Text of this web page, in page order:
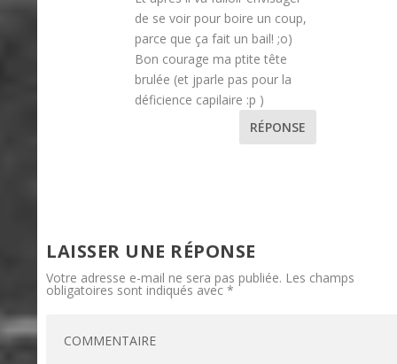
de se voir pour boire un coup,
parce que ça fait un bail! ;o)
Bon courage ma ptite tête
brulée (et jparle pas pour la
déficience capilaire :p )
RÉPONSE
LAISSER UNE RÉPONSE
Votre adresse e-mail ne sera pas publiée. Les champs
obligatoires sont indiqués avec*